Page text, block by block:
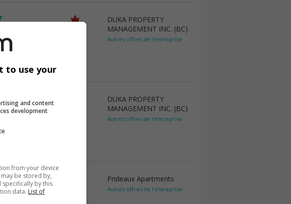
DUKA PROPERTY
MANAGEMENT INC. (BC)
Autres offres de l'entreprise
DUKA PROPERTY
MANAGEMENT INC. (BC)
Autres offres de l'entreprise
Prideaux Apartments
Autres offres de l'entreprise
to use your
and content
development
from your device
be stored by,
specifically by this
data. List of